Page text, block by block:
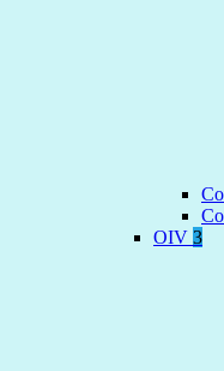
OIV 3